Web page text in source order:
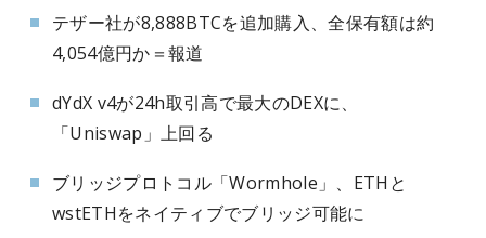
テザー社が8,888BTCを追加購入、全保有額は約
4,054億円か＝報道
dYdX v4が24h取引高で最大のDEXに、
「Uniswap」上回る
ブリッジプロトコル「Wormhole」、ETHと
wstETHをネイティブでブリッジ可能に